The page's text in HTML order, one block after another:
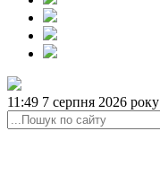
11:49 7 серпня 2026 року